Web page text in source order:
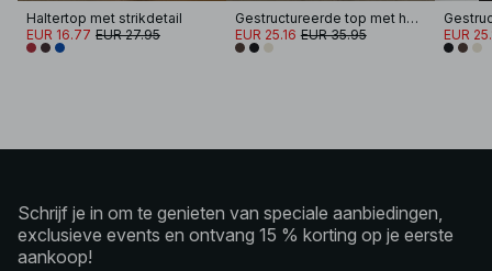
Haltertop met strikdetail
EUR 16.77 EUR 27.95
Gestructureerde top met halter
EUR 25.16 EUR 35.95 EUR
Schrijf je in om te genieten van speciale aanbiedingen,
exclusieve events en ontvang 15 % korting op je eerste
aankoop!